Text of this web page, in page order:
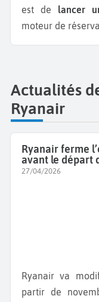
est de lancer
moteur de
Actualités
Ryanair
Ryanair ferme
avant le départ
27/04/2026
Ryanair va modifier sa règle d’enregistrement. À
partir de